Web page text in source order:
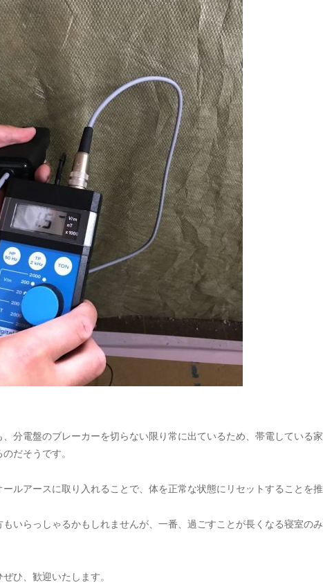
分電盤のブレーカーを切らない限り常に出ているため、帯電している
だそうです。
ルアースに取り入れることで、体を正常な状態にリセットすることを推
いらっしゃるかもしれませんが、一番、過ごすことが長くなる寝室の
ひ、歓迎いたします。